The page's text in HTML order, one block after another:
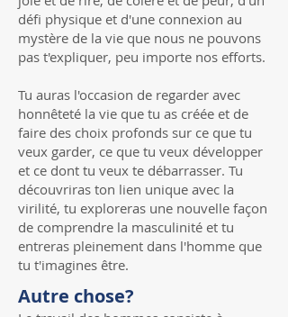
défi physique et d'une connexion au
mystère de la vie que nous ne pouvons
pas t'expliquer, peu importe nos efforts.
Tu auras l'occasion de regarder avec
honnêteté la vie que tu as créée et de
faire des choix profonds sur ce que tu
veux garder, ce que tu veux développer
et ce dont tu veux te débarrasser. Tu
découvriras ton lien unique avec la
virilité, tu exploreras une nouvelle façon
de comprendre la masculinité et tu
entreras pleinement dans l'homme que
tu t'imagines être.
Autre chose?